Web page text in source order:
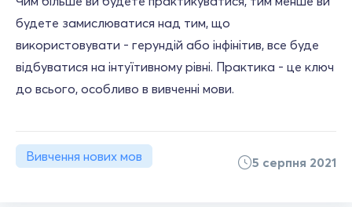
будете замислюватися над тим, що
використовувати - герундій або інфінітив, все буде
відбуватися на інтуїтивному рівні. Практика - це ключ
до всього, особливо в вивченні мови.
Вивчення нових мов 5 серпня 2021